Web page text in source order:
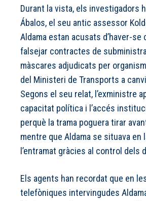
Durant la vista, els investigadors
Ábalos, el seu antic assessor
Aldama estan acusats d’haver-se
falsejar contractes de
màscares adjudicats per
del Ministeri de Transports a
Segons el seu relat, l’exministre
capacitat política i l’accés
perquè la trama poguera tirar
mentre que Aldama se situava en
l’entramat gràcies al control dels
Els agents han recordat que en
telefòniques intervingudes